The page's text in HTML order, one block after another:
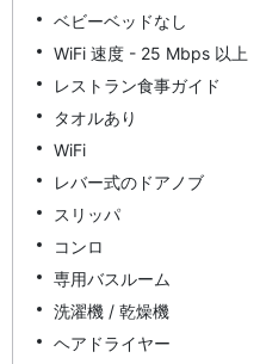
ベビーベッドなし
WiFi 速度 - 25 Mbps 以上
レストラン食事ガイド
タオルあり
WiFi
レバー式のドアノブ
スリッパ
コンロ
専用バスルーム
洗濯機 / 乾燥機
ヘアドライヤー